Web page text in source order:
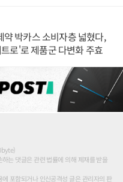
약 박카스 소비자층 넓혔다,
로'로 제품군 다변화 주효
는 댓글은 관련 법률에 의해 제재를 받을
포함되거나 인신공격성 글은 관리자의 판